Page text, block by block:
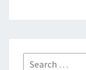
Search